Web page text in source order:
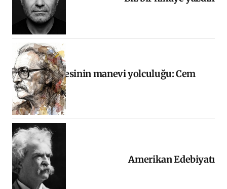
Halkın sesinin manevi yolculuğu: Cem
Karaca
Amerikan Edebiyatı